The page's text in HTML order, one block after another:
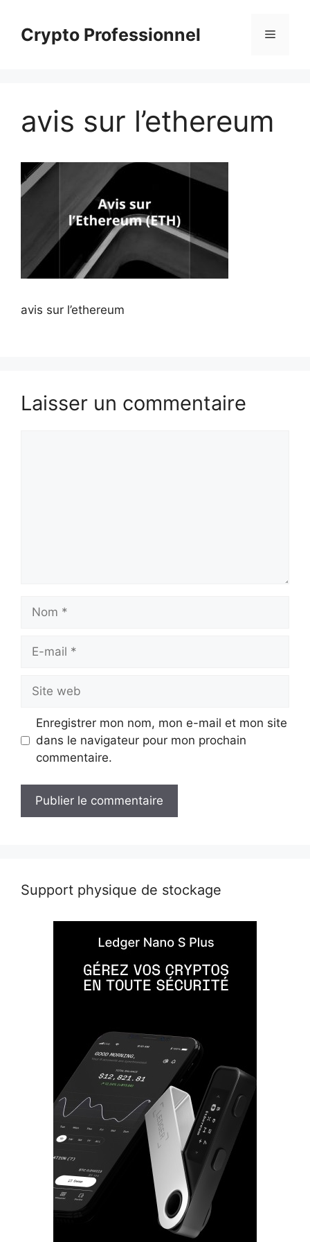
contenuCrypto Professionnel Menu
avis sur l’ethereum
avis sur l’ethereum
Laisser un commentaire
Nom
Site
web
Enregistrer mon nom, mon e-mail et mon site
dans le navigateur pour mon prochain
commentaire.
Support physique de stockage